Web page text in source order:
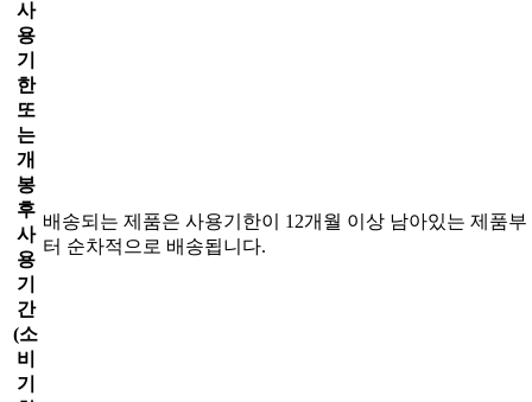
사
용
기
한
또
는
개
봉
후
사
용
기
간
(소
비
기
배송되는 제품은 사용기한이 12개월 이상 남아있는 제품부
터 순차적으로 배송됩니다.